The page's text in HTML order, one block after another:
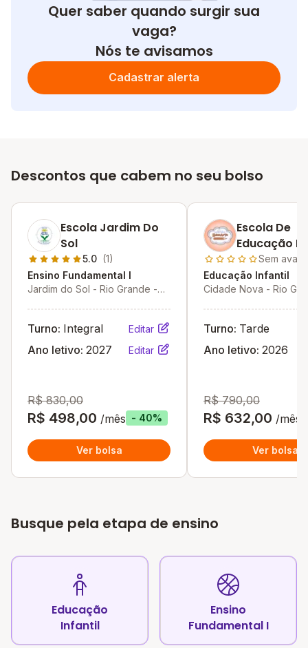
Quer saber quando surgir sua
vaga?
Nós te avisamos
Cadastrar alerta
Descontos que cabem no seu bolso
Escola Jardim Do
Sol
5.0 (1)
Ensino Fundamental I
Jardim do Sol - Rio Grande -
Turno: Integral Editar
Ano letivo: 2027 Editar
R$ 830,00
R$ 498,00 /mês - 40%
Ver bolsa
Escola De
Educação
Educarte
Sem
Educação Infantil
Cidade Nova - Rio
Turno: Tarde
Ano letivo: 2026
R$ 790,00
R$ 632,00 /mês
Ver bolsa
Busque pela etapa de ensino
Educação
Infantil
Ensino
Fundamental I